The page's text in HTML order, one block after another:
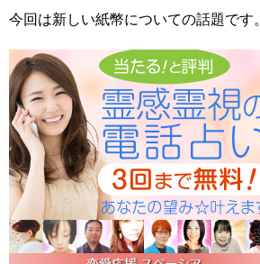
今回は新しい紙幣についての話題です。